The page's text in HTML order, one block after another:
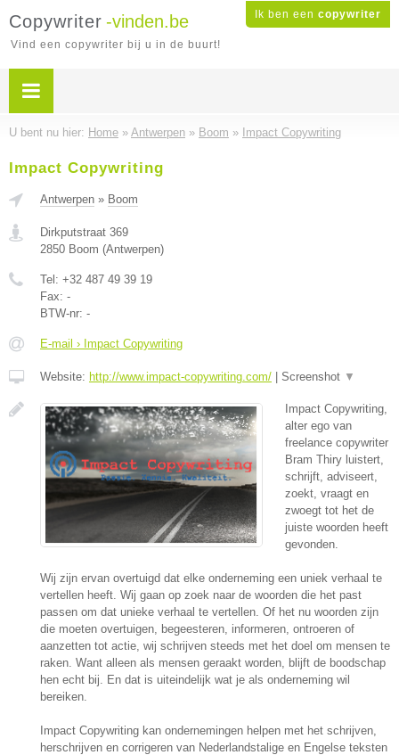
Ik ben een copywriter
Copywriter -vinden.be
Vind een copywriter bij u in de buurt!
U bent nu hier: Home » Antwerpen » Boom » Impact Copywriting
Impact Copywriting
Antwerpen » Boom
Dirkputstraat 369
2850 Boom (Antwerpen)
Tel: +32 487 49 39 19
Fax: -
BTW-nr: -
E-mail › Impact Copywriting
Website: http://www.impact-copywriting.com/ Screenshot ▼
Impact Copywriting,
alter ego van
freelance copywriter
Bram Thiry luistert,
schrijft, adviseert,
zoekt, vraagt en
zwoegt tot het de
juiste woorden heeft
gevonden.
Wij zijn ervan overtuigd dat elke onderneming een uniek verhaal te
vertellen heeft. Wij gaan op zoek naar de woorden die het past
passen om dat unieke verhaal te vertellen. Of het nu woorden zijn
die moeten overtuigen, begeesteren, informeren, ontroeren of
aanzetten tot actie, wij schrijven steeds met het doel om mensen te
raken. Want alleen als mensen geraakt worden, blijft de boodschap
hen echt bij. En dat is uiteindelijk wat je als onderneming wil
bereiken.
Impact Copywriting kan ondernemingen helpen met het schrijven,
herschrijven en corrigeren van Nederlandstalige en Engelse teksten